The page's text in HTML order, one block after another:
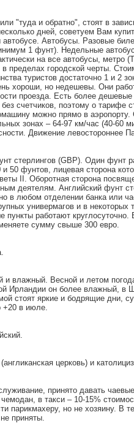
"туда и обратно", стоят в
дней, советуем Вам
Автобусы. Разовые
1 фунт). Недельные
на все автобусы, метро
пределах городской черты.
туристов достаточно 1 и 2
хороши, но недешевы. Они
проезда. Есть более
счетчиков, поэтому о тарифе
можно прямо в аэропорту.
зонах – 64-97 км/час (40-60
Движение левостороннее
стерлингов (GBP). Один фунт
50 фунтов, лицевая сторона
II. Оборотная сторона
деятелям. Английский фунт
в любом отделении банка или
универмагов и в некоторых
работают круглосуточно.
сумму свыше 300 евро.
и влажный. Весной и летом
Ирландии он более влажный, в
стоят яркие и бодрящие дни,
+20 в июле.
церковь) и
принято давать
в такси – 10-15%
парикмахеру, но не хозяину. В
приняты.